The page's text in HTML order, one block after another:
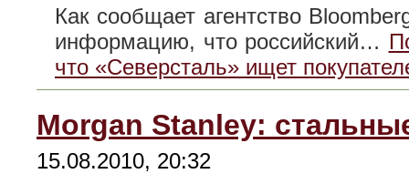
Как сообщает агентство
информацию, что российский…
что «Северсталь» ищет
Morgan Stanley:
15.08.2010, 20:32